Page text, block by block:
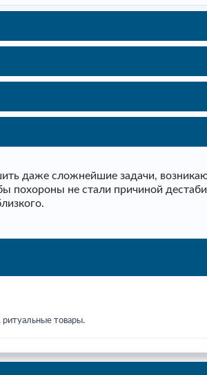
даже сложнейшие задачи,
похороны не стали причиной
ритуальные товары.